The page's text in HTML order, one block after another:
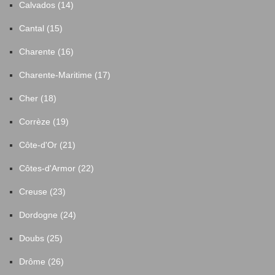
Calvados (14)
Cantal (15)
Charente (16)
Charente-Maritime (17)
Cher (18)
Corrèze (19)
Côte-d'Or (21)
Côtes-d'Armor (22)
Creuse (23)
Dordogne (24)
Doubs (25)
Drôme (26)